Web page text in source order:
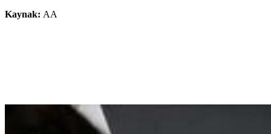
Kaynak: AA